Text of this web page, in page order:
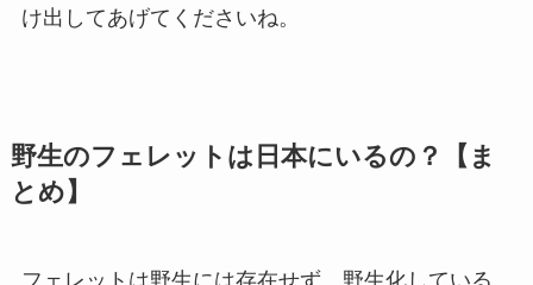
け出してあげてくださいね。
野生のフェレットは日本にいるの？【ま
とめ】
フェレットは野生には存在せず、野生化している